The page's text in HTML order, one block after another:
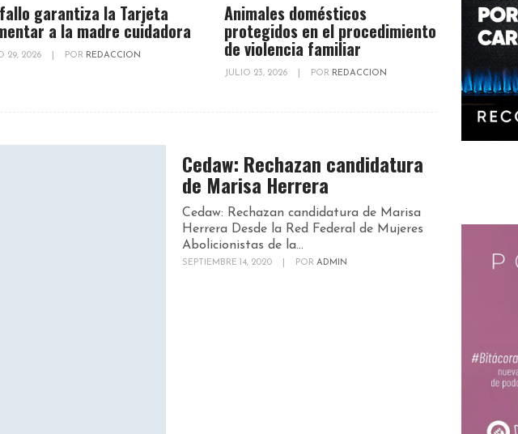
garantiza la Tarjeta
a la madre cuidadora
29, 2026 POR REDACCION
Animales domésticos
protegidos en el procedimiento
de violencia familiar
JULIO 23, 2026 POR REDACCION
Cedaw: Rechazan candidatura
de Marisa Herrera
Cedaw: Rechazan candidatura de Marisa
Herrera Desde la Red Federal de Mujeres
Abolicionistas de la...
SEPTIEMBRE 14, 2020 POR ADMIN